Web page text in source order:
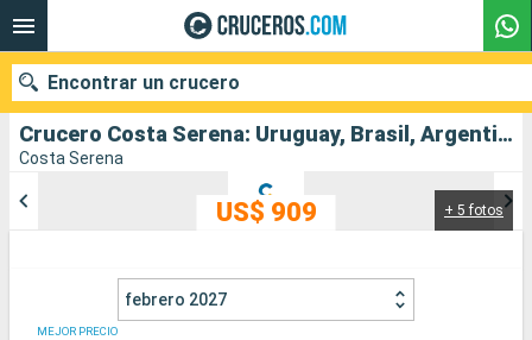
Crucero Costa Serena: Uruguay, Brasil, Argentina salida desde Montevideo
Costa Serena
+ 5 fotos
US$ 909
febrero 2027
MEJOR PRECIO
Encontrar un crucero
Puertos Compañías